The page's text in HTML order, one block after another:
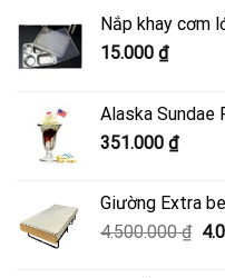
Nắp khay cơm
15.000 ₫
Alaska Sundae
351.000 ₫
Giường Extra
4.500.000₫ Giá